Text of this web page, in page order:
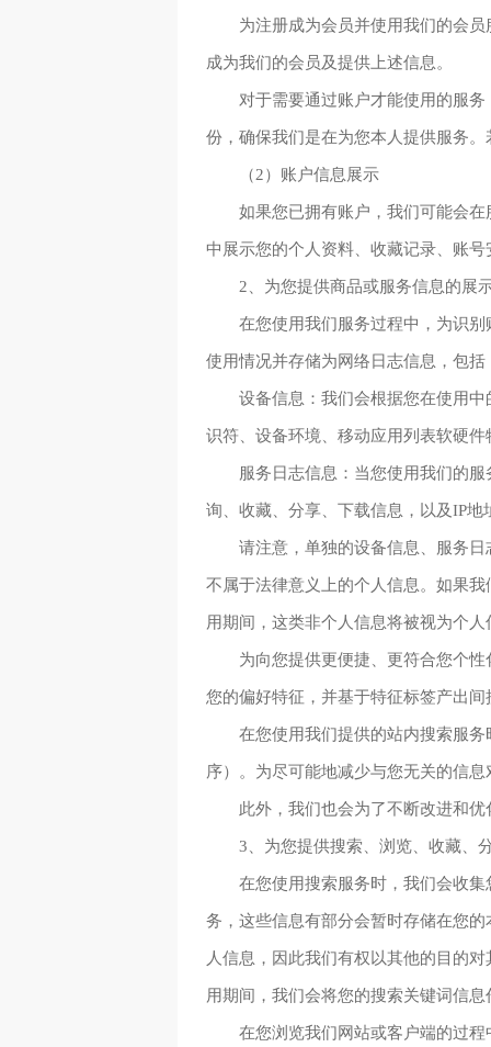
为注册成为会员并使用我们的会
成为我们的会员及提供上述信息。
对于需要通过账户才能使用的服
份，确保我们是在为您本人提供服务
（2）账户信息展示
如果您已拥有账户，我们可能会
中展示您的个人资料、收藏记录、账
2、为您提供商品或服务信息的展
在您使用我们服务过程中，为识
使用情况并存储为网络日志信息，包括
设备信息：我们会根据您在使用
识符、设备环境、移动应用列表软硬
服务日志信息：当您使用我们的
询、收藏、分享、下载信息，以及IP
请注意，单独的设备信息、服务
不属于法律意义上的个人信息。如果
用期间，这类非个人信息将被视为个
为向您提供更便捷、更符合您个
您的偏好特征，并基于特征标签产出
在您使用我们提供的站内搜索服
序）。为尽可能地减少与您无关的信
此外，我们也会为了不断改进和
3、为您提供搜索、浏览、收藏、
在您使用搜索服务时，我们会收
务，这些信息有部分会暂时存储在您
人信息，因此我们有权以其他的目的
用期间，我们会将您的搜索关键词信
在您浏览我们网站或客户端的过